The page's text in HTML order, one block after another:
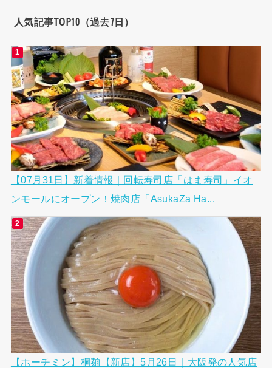
人気記事TOP10（過去7日）
【07月31日】新着情報｜回転寿司店「はま寿司」イオ
ンモールにオープン！焼肉店「AsukaZa Ha...
【ホーチミン】桐麺【新店】5月26日｜大阪発の人気店